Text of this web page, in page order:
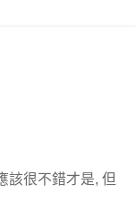
該很不錯才是, 但